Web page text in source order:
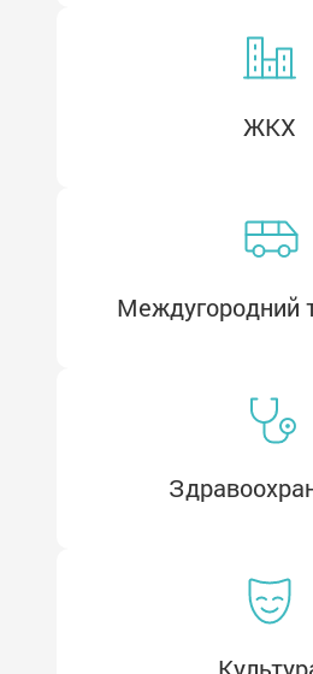
ЖКХ
Междугородний
Объекты